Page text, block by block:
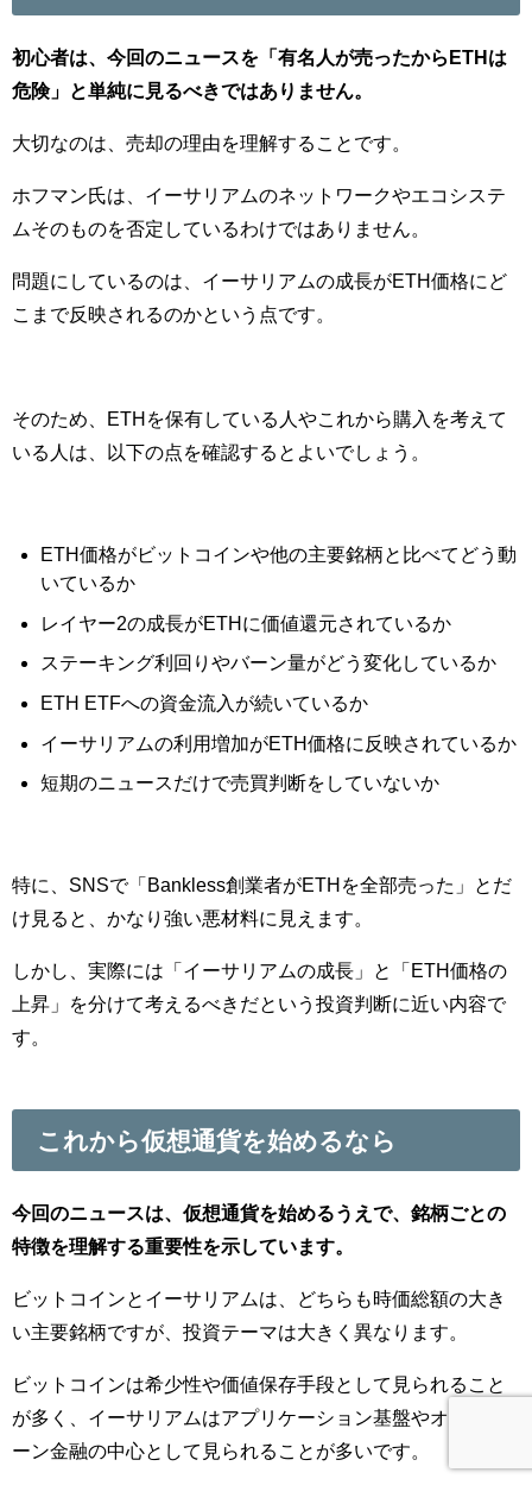
初心者は、今回のニュースを「有名人が売ったからETHは
危険」と単純に見るべきではありません。
大切なのは、売却の理由を理解することです。
ホフマン氏は、イーサリアムのネットワークやエコシステ
ムそのものを否定しているわけではありません。
問題にしているのは、イーサリアムの成長がETH価格にど
こまで反映されるのかという点です。
そのため、ETHを保有している人やこれから購入を考えて
いる人は、以下の点を確認するとよいでしょう。
ETH価格がビットコインや他の主要銘柄と比べてどう動
いているか
レイヤー2の成長がETHに価値還元されているか
ステーキング利回りやバーン量がどう変化しているか
ETH ETFへの資金流入が続いているか
イーサリアムの利用増加がETH価格に反映されているか
短期のニュースだけで売買判断をしていないか
特に、SNSで「Bankless創業者がETHを全部売った」とだ
け見ると、かなり強い悪材料に見えます。
しかし、実際には「イーサリアムの成長」と「ETH価格の
上昇」を分けて考えるべきだという投資判断に近い内容で
す。
これから仮想通貨を始めるなら
今回のニュースは、仮想通貨を始めるうえで、銘柄ごとの
特徴を理解する重要性を示しています。
ビットコインとイーサリアムは、どちらも時価総額の大き
い主要銘柄ですが、投資テーマは大きく異なります。
ビットコインは希少性や価値保存手段として見られること
が多く、イーサリアムはアプリケーション基盤やオンチェ
ーン金融の中心として見られることが多いです。